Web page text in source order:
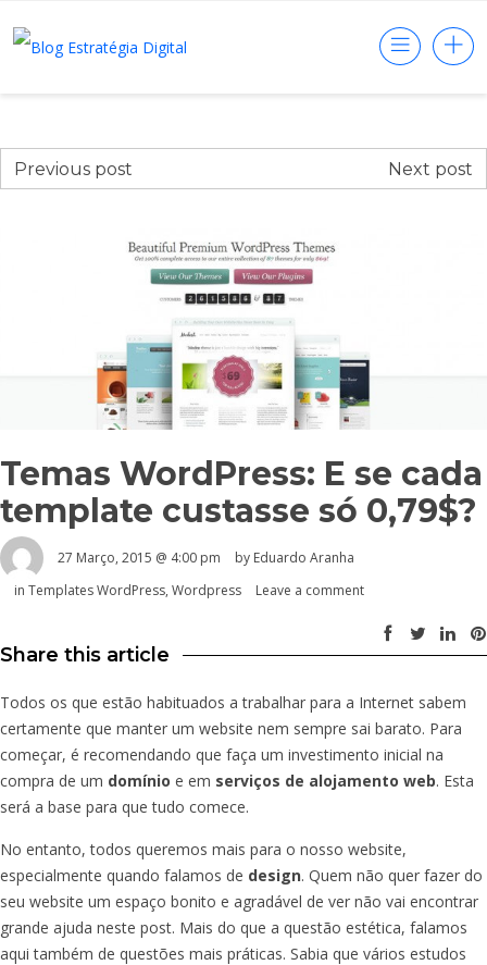
Previous post Next post
Temas WordPress: E se cada
template custasse só 0,79$?
27 Março, 2015 @ 4:00 pm by Eduardo Aranha
in Templates WordPress, Wordpress Leave a comment
Share this article
Todos os que estão habituados a trabalhar para a Internet sabem
certamente que manter um website nem sempre sai barato. Para
começar, é recomendando que faça um investimento inicial na
compra de um domínio e em serviços de alojamento web. Esta
será a base para que tudo comece.
No entanto, todos queremos mais para o nosso website,
especialmente quando falamos de design. Quem não quer fazer do
seu website um espaço bonito e agradável de ver não vai encontrar
grande ajuda neste post. Mais do que a questão estética, falamos
aqui também de questões mais práticas. Sabia que vários estudos